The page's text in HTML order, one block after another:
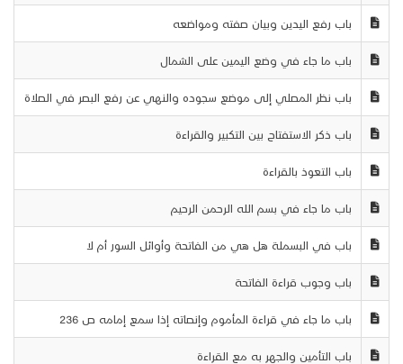
باب رفع اليدين وبيان صفته ومواضعه
باب ما جاء في وضع اليمين على الشمال
باب نظر المصلي إلى موضع سجوده والنهي عن رفع البصر في الصلاة
باب ذكر الاستفتاح بين التكبير والقراءة
باب التعوذ بالقراءة
باب ما جاء في بسم الله الرحمن الرحيم
باب في البسملة هل هي من الفاتحة وأوائل السور أم لا
باب وجوب قراءة الفاتحة
باب ما جاء في قراءة المأموم وإنصاته إذا سمع إمامه ص 236
باب التأمين والجهر به مع القراءة